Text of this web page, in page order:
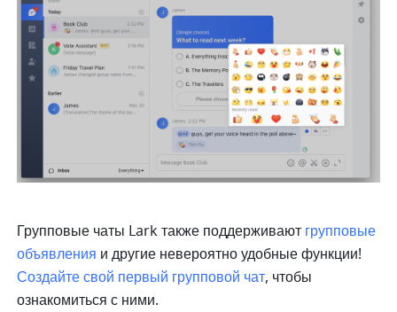
Групповые чаты Lark также поддерживают групповые
объявления
Создайте свой первый групповой чат, чтобы
ознакомиться с ними.